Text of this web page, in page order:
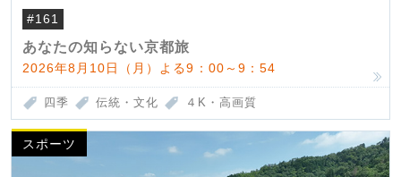
#161
あなたの知らない京都旅
2026年8月10日（月）よる9：00～9：54
四季 伝統・文化 ４K・高画質
スポーツ